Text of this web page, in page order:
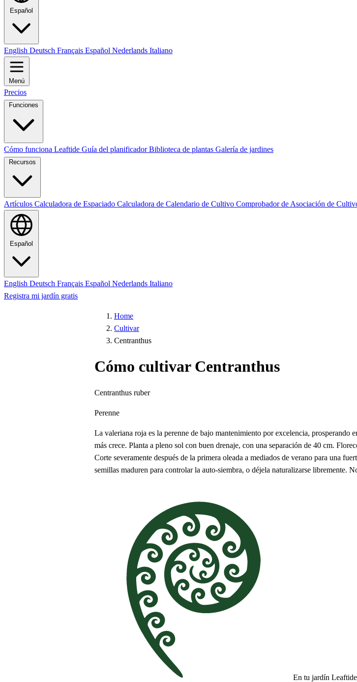
Español
English Deutsch Français Español Nederlands Italiano
Menú
Precios
Funciones
Cómo funciona Leaftide Guía del planificadorBiblioteca de plantas Galería de jardines
Recursos
Artículos Calculadora de Espaciado Calculadora de Calendario de Cultivo Comprobador de Asociación de
Español
English Deutsch Français Español Nederlands Italiano
Registra mi jardín gratis
Home
Cultivar
Centranthus
Cómo cultivar Centranthus
Centranthus ruber
Perenne
La valeriana roja es la perenne de bajo mantenimiento por excelencia, prosperando
más crece. Planta a pleno sol con buen drenaje, con una separación de 40 cm.
Corte severamente después de la primera oleada a mediados de verano para una
semillas maduren para controlar la auto-siembra, o déjela naturalizarse libremente.
En tu jardín Leaftide